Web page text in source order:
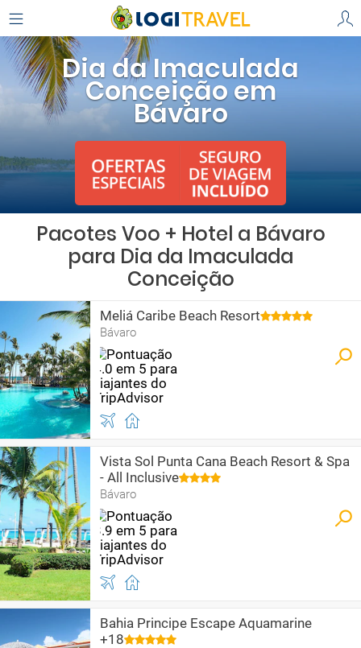
Dia da Imaculada
Conceição em
Bávaro
Pacotes Voo + Hotel a Bávaro
para Dia da Imaculada
Conceição
Meliá Caribe Beach Resort
Bávaro
Vista Sol Punta Cana Beach Resort & Spa
- All Inclusive
Bávaro
Bahia Principe Escape Aquamarine
+18